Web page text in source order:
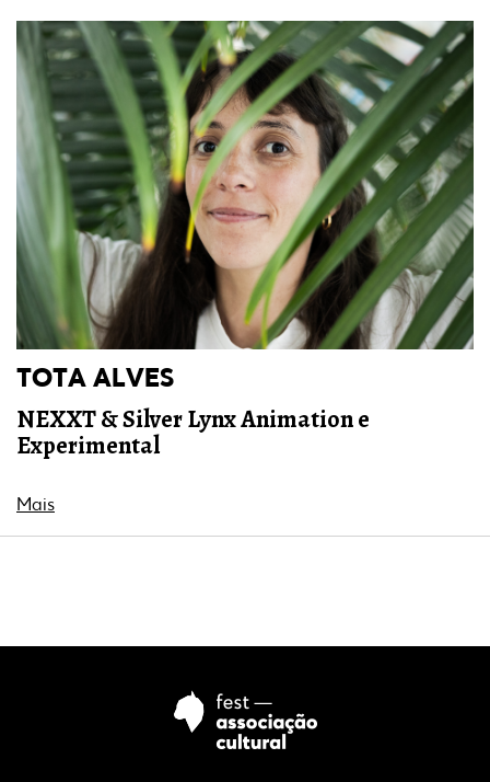
TOTA ALVES
NEXXT & Silver Lynx Animation e
Experimental
Mais